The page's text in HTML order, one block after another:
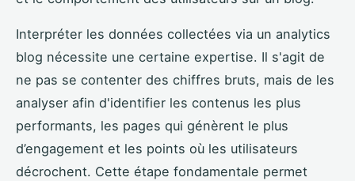
Interpréter les données collectées via un analytics
blog nécessite une certaine expertise. Il s'agit de
ne pas se contenter des chiffres bruts, mais de les
analyser afin d'identifier les contenus les plus
performants, les pages qui génèrent le plus
d’engagement et les points où les utilisateurs
décrochent. Cette étape fondamentale permet